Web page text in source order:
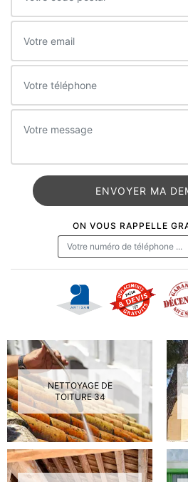
ON VOUS RAPPELLE
NETTOYAGE DE
TOITURE 34